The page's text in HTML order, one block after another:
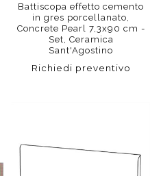
Battiscopa effetto cemento
in gres porcellanato,
Concrete Pearl 7,3x90 cm -
Set, Ceramica
Sant'Agostino
Richiedi preventivo